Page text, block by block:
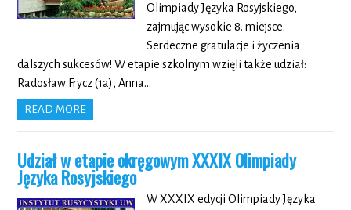
Olimpiady Języka Rosyjskiego,
zajmując wysokie 8. miejsce.
Serdeczne gratulacje i życzenia
dalszych sukcesów! W etapie szkolnym wzięli także udział:
Radosław Frycz (1a), Anna…
READ MORE
Udział w etapie okręgowym XXXIX Olimpiady
Języka Rosyjskiego
W XXXIX edycji Olimpiady Języka